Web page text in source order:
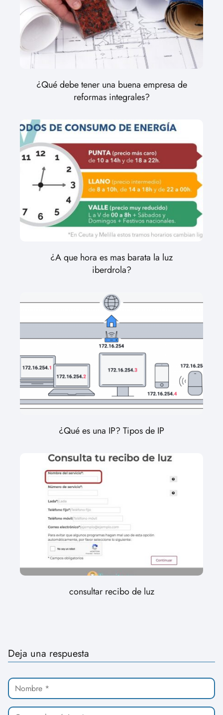
¿Qué debe tener una buena empresa de
reformas integrales?
¿A que hora es mas barata la luz
iberdrola?
¿Qué es una IP? Tipos de IP
consultar recibo de luz
Deja una respuesta